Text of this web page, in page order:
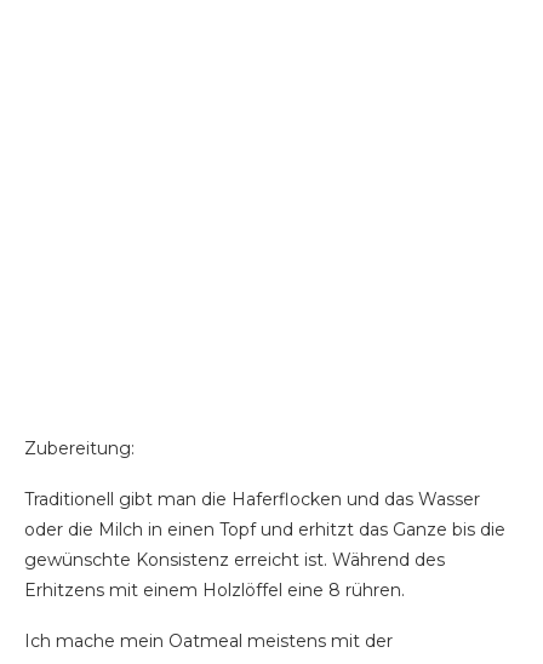
Zubereitung:
Traditionell gibt man die Haferflocken und das Wasser
oder die Milch in einen Topf und erhitzt das Ganze bis die
gewünschte Konsistenz erreicht ist. Während des
Erhitzens mit einem Holzlöffel eine 8 rühren.
Ich mache mein Oatmeal meistens mit der